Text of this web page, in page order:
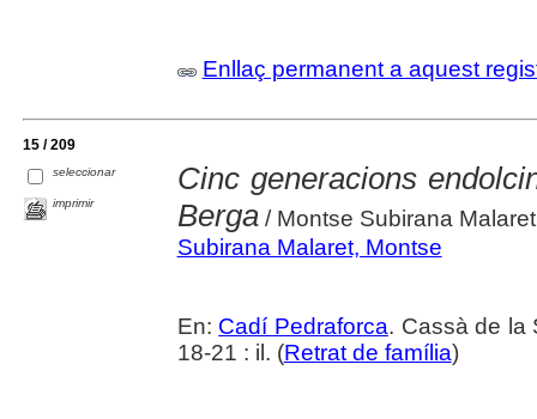
Enllaç permanent a aquest
15 / 209
seleccionar
imprimir
Cinc generacions
Berga/ Montse Subirana
Subirana Malaret, Montse
En: Cadí Pedraforca. Cassà de la
18-21 : il. (Retrat de família)